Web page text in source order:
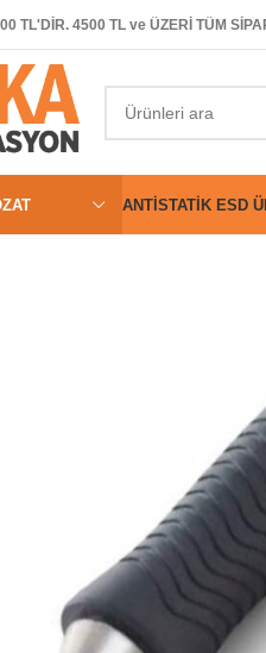
TL'DİR. 4500 TL ve ÜZERİ TÜM
ANTISTATIK ESD